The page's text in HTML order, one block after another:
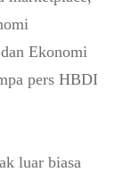
Ekonomi
pers HBDI
luar biasa